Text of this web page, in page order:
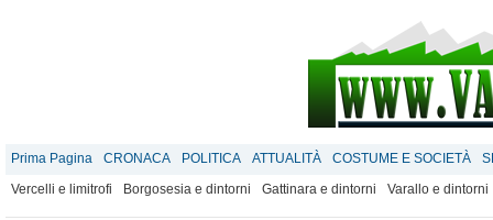
Prima Pagina CRONACA POLITICA ATTUALITÀ COSTUME E SOCIETÀ
Vercelli e limitrofi
Borgosesia e dintorni Gattinara e dintorni Varallo e dintorni